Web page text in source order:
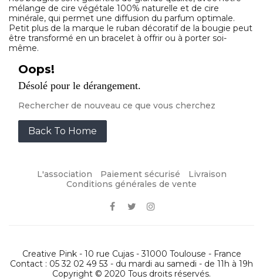
mélange de cire végétale 100% naturelle et de cire
minérale, qui permet une diffusion du parfum optimale.
Petit plus de la marque le ruban décoratif de la bougie peut
être transformé en un bracelet à offrir ou à porter soi-
même.
Oops!
Désolé pour le dérangement.
Rechercher de nouveau ce que vous cherchez
Back To Home
L'association Paiement sécurisé
Livraison
Conditions générales de vente
Creative Pink - 10 rue Cujas - 31000 Toulouse - France
Contact : 05 32 02 49 53 - du mardi au samedi - de 11h à 19h
Copyright © 2020 Tous droits réservés.